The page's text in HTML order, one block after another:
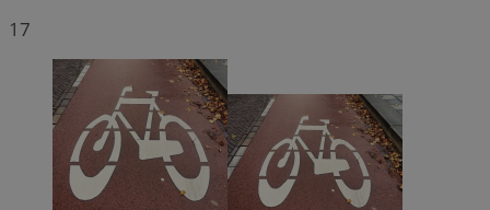
17